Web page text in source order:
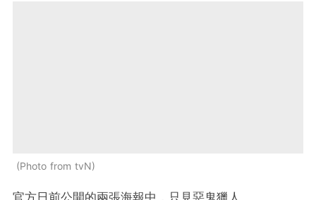
Photo from tvN
官方日前公開的兩張海報中，只見惡鬼獵人